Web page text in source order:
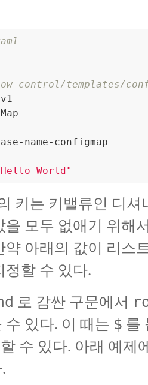
control/templates/
name-configmap
World"
키는 키밸류인 디
을 모두 없애기 위해
약 아래의 값이 리스
정할 수 있다.
로 감싼 구문에서
수 있다. 이 때는 $ 를
수 있다. 아래 예제